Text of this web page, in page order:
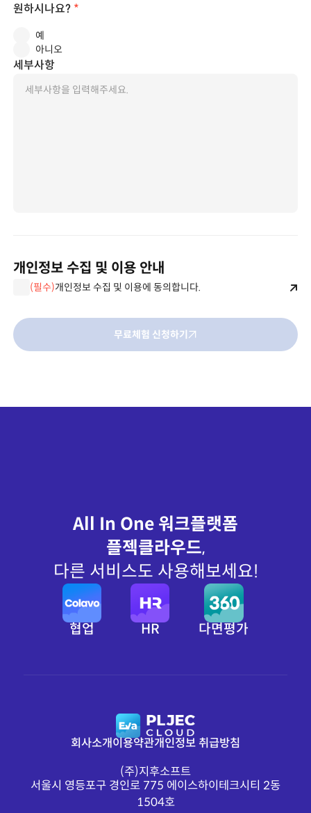
원하시나요? *
예
아니오
세부사항
개인정보 수집 및 이용 안내
(필수)개인정보 수집 및 이용에 동의합니다.
무료체험 신청하기
All In One 워크플랫폼
플젝클라우드,
다른 서비스도 사용해보세요!
협업 HR 다면평가
회사소개이용약관개인정보 취급방침
서울시 영등포구 경인로 775 에이스하이테크시티 2동
1504호
(주)지후소프트